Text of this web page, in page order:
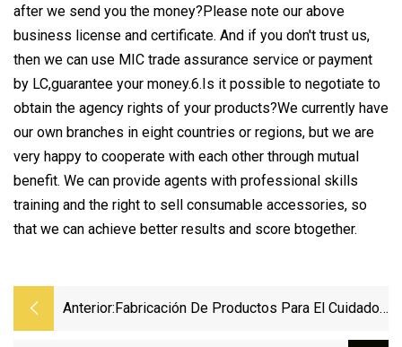
after we send you the money?Please note our above
business license and certificate. And if you don't trust us,
then we can use MIC trade assurance service or payment
by LC,guarantee your money.6.Is it possible to negotiate to
obtain the agency rights of your products?We currently have
our own branches in eight countries or regions, but we are
very happy to cooperate with each other through mutual
benefit. We can provide agents with professional skills
training and the right to sell consumable accessories, so
that we can achieve better results and score btogether.
Anterior: Fabricación De Productos Para El Cuidado